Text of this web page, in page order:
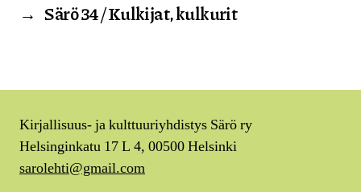
→ Särö 34 / Kulkijat, kulkurit
Kirjallisuus- ja kulttuuriyhdistys Särö ry
Helsinginkatu 17 L 4, 00500 Helsinki
sarolehti@gmail.com